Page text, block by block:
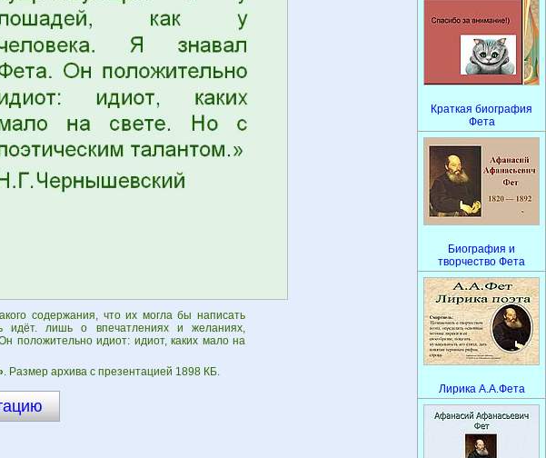
содержания, что их могла бы написать
идёт. лишь о впечатлениях и желаниях,
положительно идиот: идиот, каких мало на
. Размер архива с презентацией 1898 КБ.
Краткая биография
Фета
Биография и
творчество Фета
Лирика А.А.Фета